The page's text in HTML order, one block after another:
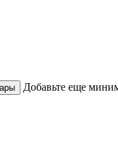
Добавьте еще